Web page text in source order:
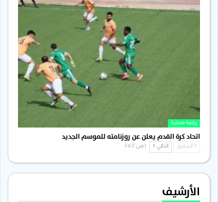
رياضة محلية
اتحاد كرة القدم يعلن عن روزنامته للموسم الجديد
السابق التالي
الأرشيف